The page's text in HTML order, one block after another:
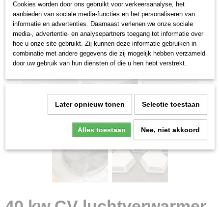
Cookies worden door ons gebruikt voor verkeersanalyse, het
aanbieden van sociale media-functies en het personaliseren van
informatie en advertenties. Daarnaast verlenen we onze sociale
media-, advertentie- en analysepartners toegang tot informatie over
hoe u onze site gebruikt. Zij kunnen deze informatie gebruiken in
combinatie met andere gegevens die zij mogelijk hebben verzameld
door uw gebruik van hun diensten of die u hen hebt verstrekt.
Later opnieuw tonen Selectie toestaan
Alles toestaan Nee, niet akkoord